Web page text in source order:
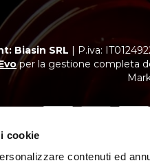
cookie
contenuti ed
Biasin SRL | P.iva:
per la gestione completa
pubblicitario con finalità